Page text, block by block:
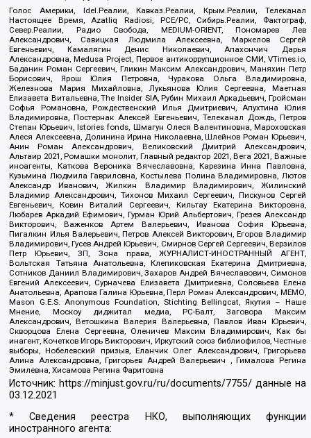
Голос Америки, Idel.Реалии, Кавказ.Реалии, Крым.Реалии, Телеканал
Настоящее Время, Azatliq Radiosi, PCE/PC, Сибирь.Реалии, Фактограф,
Север.Реалии, Радио Свобода, MEDIUM-ORIENT, Пономарев Лев
Александрович, Савицкая Людмила Алексеевна, Маркелов Сергей
Евгеньевич, Камалягин Денис Николаевич, Апахончич Дарья
Александровна, Medusa Project, Первое антикоррупционное СМИ, VTimes.io,
Баданин Роман Сергеевич, Гликин Максим Александрович, Маняхин Петр
Борисович, Ярош Юлия Петровна, Чуракова Ольга Владимировна,
Железнова Мария Михайловна, Лукьянова Юлия Сергеевна, Маетная
Елизавета Витальевна, The Insider SIA, Рубин Михаил Аркадьевич, Гройсман
Софья Романовна, Рождественский Илья Дмитриевич, Апухтина Юлия
Владимировна, Постернак Алексей Евгеньевич, Телеканал Дождь, Петров
Степан Юрьевич, Istories fonds, Шмагун Олеся Валентиновна, Мароховская
Алеся Алексеевна, Долинина Ирина Николаевна, Шлейнов Роман Юрьевич,
Анин Роман Александрович, Великовский Дмитрий Александрович,
Альтаир 2021, Ромашки монолит, Главный редактор 2021, Вега 2021, Важные
иноагенты, Каткова Вероника Вячеславовна, Карезина Инна Павловна,
Кузьмина Людмила Гавриловна, Костылева Полина Владимировна, Лютов
Александр Иванович, Жилкин Владимир Владимирович, Жилинский
Владимир Александрович, Тихонов Михаил Сергеевич, Пискунов Сергей
Евгеньевич, Ковин Виталий Сергеевич, Кильтау Екатерина Викторовна,
Любарев Аркадий Ефимович, Гурман Юрий Альбертович, Грезев Александр
Викторович, Важенков Артем Валерьевич, Иванова София Юрьевна,
Пигалкин Илья Валерьевич, Петров Алексей Викторович, Егоров Владимир
Владимирович, Гусев Андрей Юрьевич, Смирнов Сергей Сергеевич, Верзилов
Петр Юрьевич, ЗП, Зона права, ЖУРНАЛИСТ-ИНОСТРАННЫЙ АГЕНТ,
Вольтская Татьяна Анатольевна, Клепиковская Екатерина Дмитриевна,
Сотников Даниил Владимирович, Захаров Андрей Вячеславович, Симонов
Евгений Алексеевич, Сурначева Елизавета Дмитриевна, Соловьева Елена
Анатольевна, Арапова Галина Юрьевна, Перл Роман Александрович, МЕМО,
Mason G.E.S. Anonymous Foundation, Stichting Bellingcat, Якутия – Наше
Мнение, Москоу диджитал медиа, РС-Балт, Заговора Максим
Александрович, Ветошкина Валерия Валерьевна, Павлов Иван Юрьевич,
Скворцова Елена Сергеевна, Оленичев Максим Владимирович, Как бы
инагент, Кочетков Игорь Викторович, Иркутский союз библиофилов, Честные
выборы, Нобелевский призыв, Еланчик Олег Александрович, Григорьева
Алина Александровна, Григорьев Андрей Валерьевич , Гималова Регина
Эмилевна, Хисамова Регина Фаритовна
Источник: https://minjust.gov.ru/ru/documents/7755/ данные на
03.12.2021
* Сведения реестра НКО, выполняющих функции
иностранного агента: